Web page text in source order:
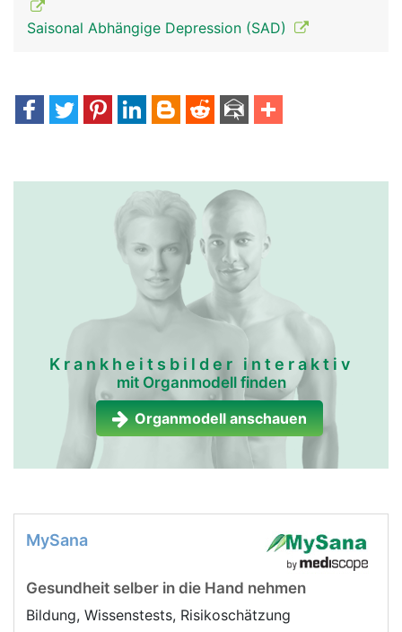
Epiphyse-
Epiphyse-
Saisonal Abhängige Depression (SAD)
Krankheitsbilder interaktiv
mit Organmodell finden
Organmodell anschauen
MySana
Gesundheit selber in die Hand nehmen
Bildung, Wissenstests, Risikoschätzung